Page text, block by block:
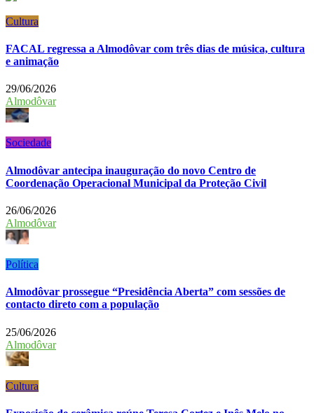
Cultura
FACAL regressa a Almodôvar com três dias de música, cultura
e animação
29/06/2026
Almodôvar
Sociedade
Almodôvar antecipa inauguração do novo Centro de
Coordenação Operacional Municipal da Proteção Civil
26/06/2026
Almodôvar
Política
Almodôvar prossegue “Presidência Aberta” com sessões de
contacto direto com a população
25/06/2026
Almodôvar
Cultura